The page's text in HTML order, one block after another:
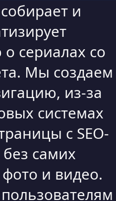
и
сериалах со
Мы создаем
из-за
системах
с SEO-
самих
и видео.